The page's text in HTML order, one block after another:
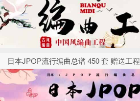
日本JPOP流行编曲总谱 450 套 赠送工程